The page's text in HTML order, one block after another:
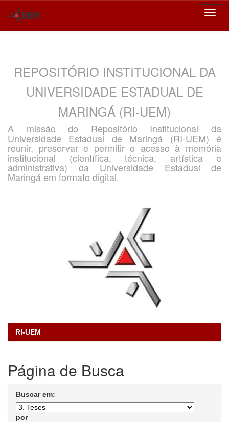
REPOSITÓRIO INSTITUCIONAL DA
UNIVERSIDADE ESTADUAL DE
MARINGÁ (RI-UEM)
A missão do Repositório Institucional da
Universidade Estadual de Maringá (RI-UEM) é
reunir, preservar e permitir o acesso à memória
institucional (científica, técnica, artística e
administrativa) da Universidade Estadual de
Maringá em formato digital.
RI-UEM
Página de Busca
Buscar em:
por